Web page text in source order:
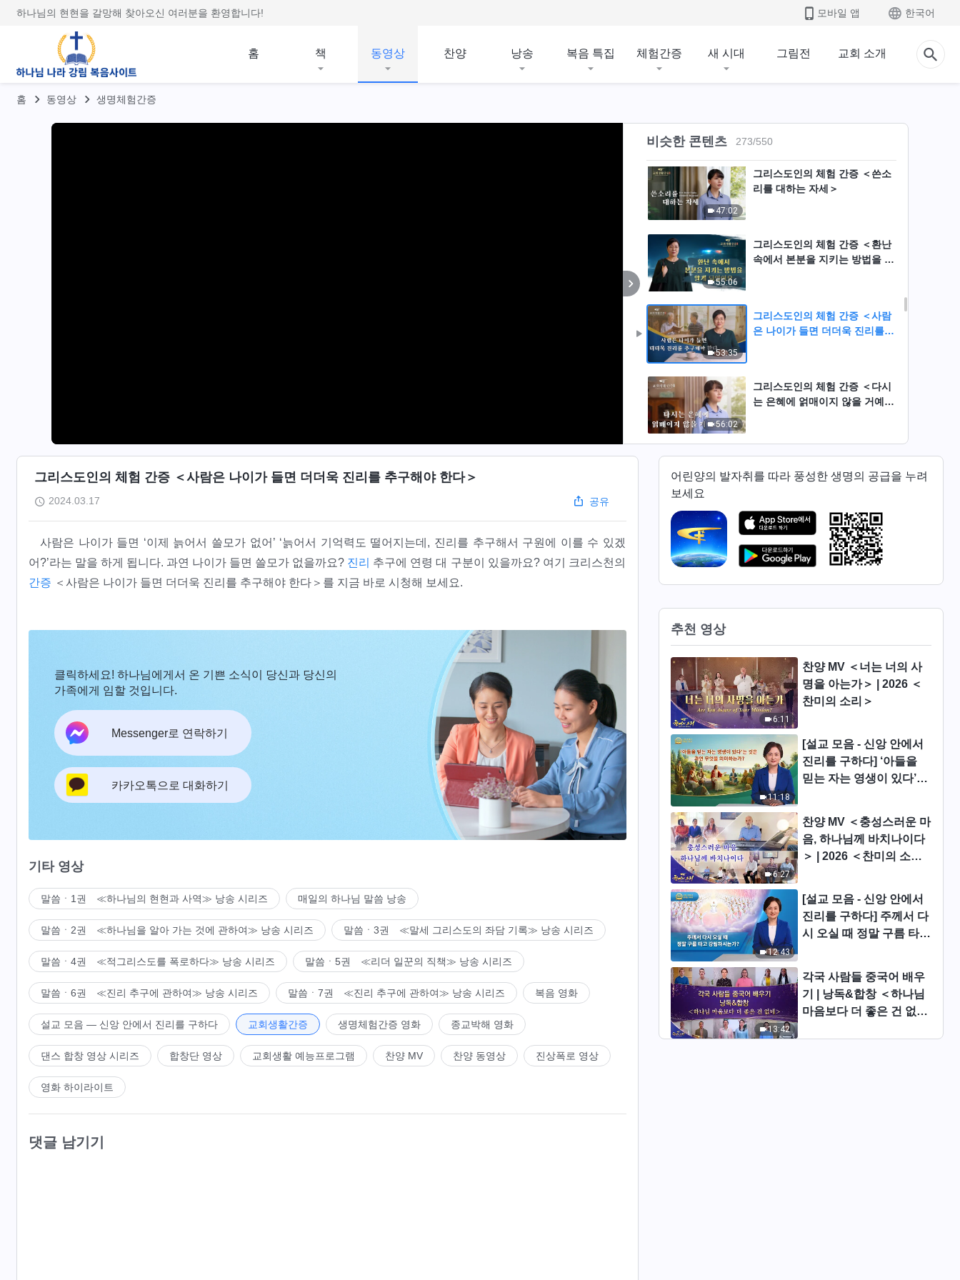
하나님의 현현을 갈망해 찾아오신 여러분을 환영합니다! 모바일 앱 한국어
홈 책 동영상 찬양 낭송 복음 특집 체험간증 새 시대 그림전 교회 소개
홈 동영상 생명체험간증
비슷한 콘텐츠 273/550
47:02
그리스도인의 체험 간증 ＜쓴소
리를 대하는 자세＞
55:06
그리스도인의 체험 간증 ＜환난
속에서 본분을 지키는 방법을 알
53:35
그리스도인의 체험 간증 ＜사람
은 나이가 들면 더더욱 진리를
56:02
그리스도인의 체험 간증 ＜다시
는 은혜에 얽매이지 않을 거예요
그리스도인의 체험 간증 ＜사람
은 삶에서 과연 무엇을 추구해야
55:45
그리스도인의 체험 간증 ＜더 이
상 고통 때문에 근심하고 염려하
지 않을 것입니다＞
40:52
47:12
그리스도인의 체험 간증 ＜전방
에서 복음을 전한 날들＞
29:58
그리스도인의 체험 간증 ＜미얀
마의 한 크리스천이 죽은 후에
지옥에서 보고 들은 것들＞
38:18
그리스도인의 체험 간증 ＜거짓
으로 꾸미는 고통＞
37:51
그리스도인의 체험 간증 ＜드디
어 용기를 내어 투서를 쓰다＞
44:57
그리스도인의 체험 간증 ＜나는
왜 이토록 교만한가＞
그리스도인의 체험 간증 ＜헌신
이면의 거래＞
그리스도인의 체험 간증 ＜사람은 나이가 들면 더더욱 진리를 추구해야 한다＞
2024.03.17 공유
사람은 나이가 들면 ‘이제 늙어서 쓸모가 없어’ ‘늙어서 기억력도 떨어지는데, 진리를 추구해서 구원에 이를 수 있겠
어?’라는 말을 하게 됩니다. 과연 나이가 들면 쓸모가 없을까요? 진리 추구에 연령 대 구분이 있을까요? 여기 크리스천의
간증 ＜사람은 나이가 들면 더더욱 진리를 추구해야 한다＞를 지금 바로 시청해 보세요.
클릭하세요! 하나님에게서 온 기쁜 소식이 당신과 당신의
가족에게 임할 것입니다.
Messenger로 연락하기
카카오톡으로 대화하기
기타 영상
말씀ㆍ1권 ≪하나님의 현현과 사역≫ 낭송 시리즈 매일의 하나님 말씀 낭송
말씀ㆍ2권 ≪하나님을 알아 가는 것에 관하여≫ 낭송 시리즈 말씀ㆍ3권 ≪말세 그리스도의 좌담 기록≫ 낭송 시리즈
말씀ㆍ4권 ≪적그리스도를 폭로하다≫ 낭송 시리즈 말씀ㆍ5권 ≪리더 일꾼의 직책≫ 낭송 시리즈
말씀ㆍ6권 ≪진리 추구에 관하여≫ 낭송 시리즈 말씀ㆍ7권 ≪진리 추구에 관하여≫ 낭송 시리즈 복음 영화
설교 모음 ― 신앙 안에서 진리를 구하다 교회생활간증 생명체험간증 영화 종교박해 영화
댄스 합창 영상 시리즈 합창단 영상 교회생활 예능프로그램 찬양 MV 찬양 동영상 진상폭로 영상
영화 하이라이트
댓글 남기기
어린양의 발자취를 따라 풍성한 생명의 공급을 누려
보세요
추천 영상
6:11
찬양 MV ＜너는 너의 사
명을 아는가＞ | 2026 ＜
찬미의 소리＞
11:18
[설교 모음 - 신앙 안에서
진리를 구하다] ‘아들을
믿는 자는 영생이 있다’는
6:27
찬양 MV ＜충성스러운 마
음, 하나님께 바치나이다
＞ | 2026 ＜찬미의 소리
12:43
[설교 모음 - 신앙 안에서
진리를 구하다] 주께서 다
시 오실 때 정말 구름 타고
13:42
각국 사람들 중국어 배우
기 | 낭독&합창 ＜하나님
마음보다 더 좋은 건 없네